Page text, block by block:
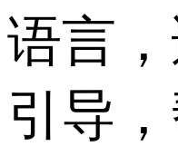
语言
引导